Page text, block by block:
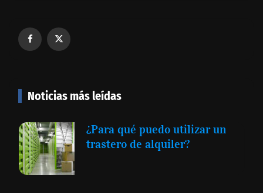
Noticias más leídas
¿Para qué puedo utilizar un
trastero de alquiler?